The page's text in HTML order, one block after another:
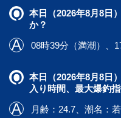
本日（2026年8月8日
か？
08時39分（満潮）、
本日（2026年8月8日
入り時間、最大爆釣
月齢：24.7、潮名：